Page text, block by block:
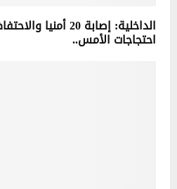
احتجاجات الأمس..